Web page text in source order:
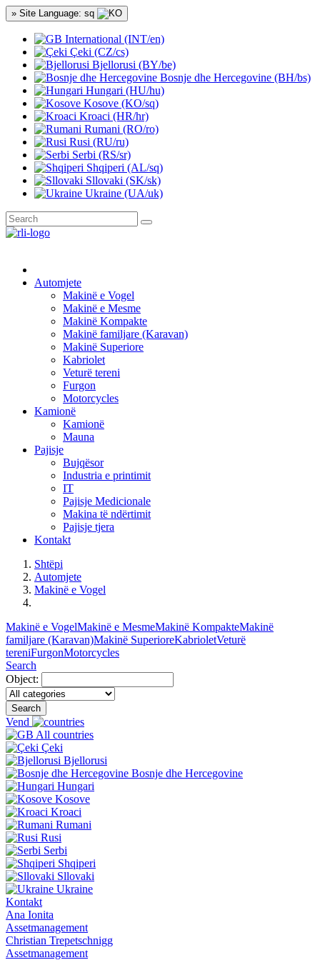
» Site Language: sq
International (INT/en)
Çeki (CZ/cs)
Bjellorusi (BY/be)
Bosnje dhe Hercegovine (BH/bs)
Hungari (HU/hu)
Kosove (KO/sq)
Kroaci (HR/hr)
Rumani (RO/ro)
Rusi (RU/ru)
Serbi (RS/sr)
Shqiperi (AL/sq)
Sllovaki (SK/sk)
Ukraine (UA/uk)
Automjete
Makinë e Vogel
Makinë e Mesme
Makinë Kompakte
Makinë familjare (Karavan)
Makinë Superiore
Kabriolet
Veturë tereni
Furgon
Motorcycles
Kamionë
Kamionë
Mauna
Pajisje
Bujqësor
Industria e printimit
IT
Pajisje Medicionale
Makina të ndërtimit
Pajisje tjera
Kontakt
Shtëpi
Automjete
Makinë e Vogel
Makinë e VogelMakinë e MesmeMakinë KompakteMakinë
familjare (Karavan)Makinë SuperioreKabrioletVeturë
tereniFurgonMotorcycles
Search
Object:
Search
Vend
All countries
Çeki
Bjellorusi
Bosnje dhe Hercegovine
Hungari
Kosove
Kroaci
Rumani
Rusi
Serbi
Shqiperi
Sllovaki
Ukraine
Kontakt
Ana Ionita
Assetmanagement
Christian Trepetschnigg
Assetmanagement